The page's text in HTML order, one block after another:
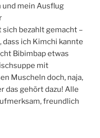
mein Ausflug
sich bezahlt gemacht –
ich Kimchi kannte
Bibimbap etwas
mit
Muscheln doch, naja,
das gehört dazu! Alle
freundlich